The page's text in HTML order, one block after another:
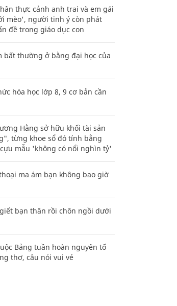
thực cảnh anh trai và em gái
mèo', người tinh ý còn phát
đề trong giáo dục con
bất thường ở bằng đại học của
hóa học lớp 8, 9 cơ bản cần
Hằng sở hữu khối tài sản
từng khoe sổ đỏ tính bằng
mẫu 'không có nổi nghìn tỷ'
ma ám bạn không bao giờ
bạn thân rồi chôn ngồi dưới
Bảng tuần hoàn nguyên tố
thơ, câu nói vui vẻ